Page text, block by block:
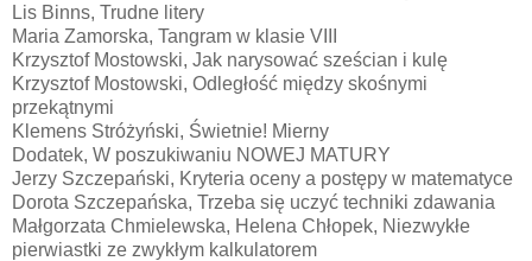
Lis Binns, Trudne litery
Maria Zamorska, Tangram w klasie VIII
Krzysztof Mostowski, Jak narysować sześcian i kulę
Krzysztof Mostowski, Odległość między skośnymi
przekątnymi
Klemens Stróżyński, Świetnie! Mierny
Dodatek, W poszukiwaniu NOWEJ MATURY
Jerzy Szczepański, Kryteria oceny a postępy w matematyce
Dorota Szczepańska, Trzeba się uczyć techniki zdawania
Małgorzata Chmielewska, Helena Chłopek, Niezwykłe
pierwiastki ze zwykłym kalkulatorem